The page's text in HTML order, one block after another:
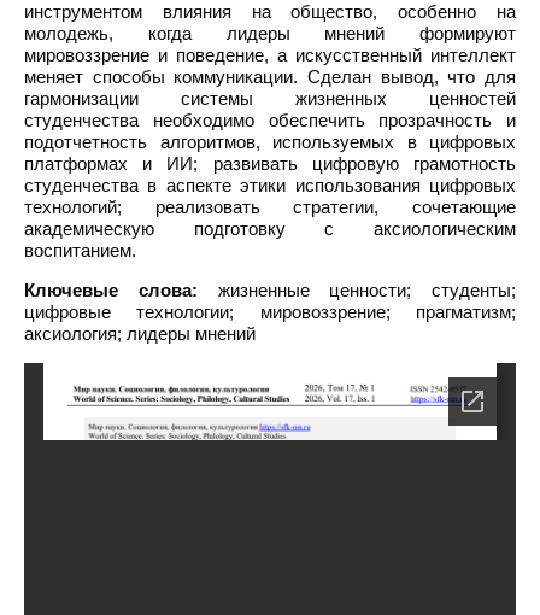
инструментом влияния на общество, особенно на
молодежь, когда лидеры мнений формируют
мировоззрение и поведение, а искусственный интеллект
меняет способы коммуникации. Сделан вывод, что для
гармонизации системы жизненных ценностей
студенчества необходимо обеспечить прозрачность и
подотчетность алгоритмов, используемых в цифровых
платформах и ИИ; развивать цифровую грамотность
студенчества в аспекте этики использования цифровых
технологий; реализовать стратегии, сочетающие
академическую подготовку с аксиологическим
воспитанием.
Ключевые слова: жизненные ценности; студенты;
цифровые технологии; мировоззрение; прагматизм;
аксиология; лидеры мнений